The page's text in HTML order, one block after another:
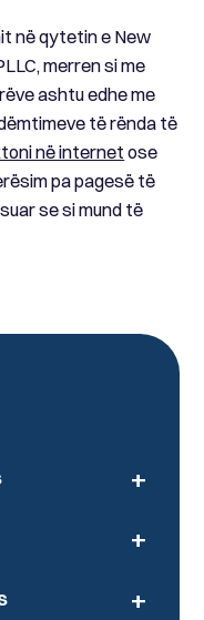
në qytetin e New
merren si me
ashtu edhe me
të rënda të
në internetose
pa pagesë të
se si mund të
+
+
+